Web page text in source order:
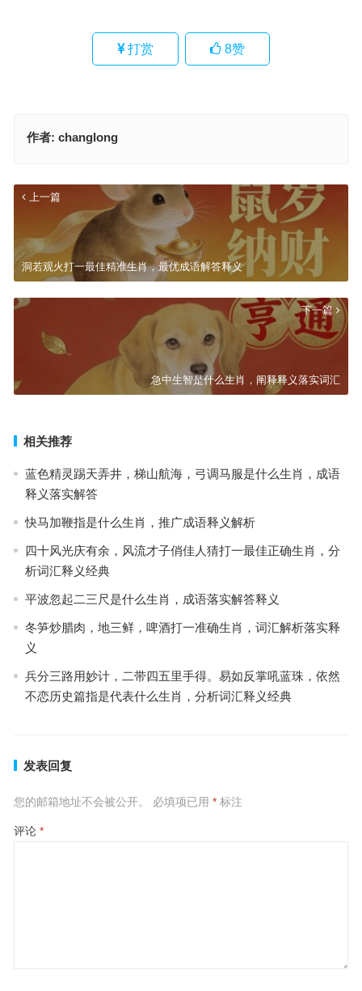
打赏 8赞
作者: changlong
上一篇
洞若观火打一最佳精准生肖，最优成语解答释义
下一篇
急中生智是什么生肖，阐释释义落实词汇
相关推荐
蓝色精灵踢天弄井，梯山航海，弓调马服是什么生肖，成语
释义落实解答
快马加鞭指是什么生肖，推广成语释义解析
四十风光庆有余，风流才子俏佳人猜打一最佳正确生肖，分
析词汇释义经典
平波忽起二三尺是什么生肖，成语落实解答释义
冬笋炒腊肉，地三鲜，啤酒打一准确生肖，词汇解析落实释
义
兵分三路用妙计，二带四五里手得。易如反掌吼蓝珠，依然
不恋历史篇指是代表什么生肖，分析词汇释义经典
发表回复
您的邮箱地址不会被公开。 必填项已用 *标注
评论 *